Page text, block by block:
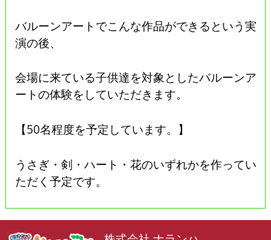
バルーンアートでこんな作品ができるという実
演の後、
会場に来ている子供達を対象としたバルーンア
ートの体験をしていただきます。
【50名程度を予定しています。】
うさぎ・剣・ハート・花のいずれかを作ってい
ただく予定です。